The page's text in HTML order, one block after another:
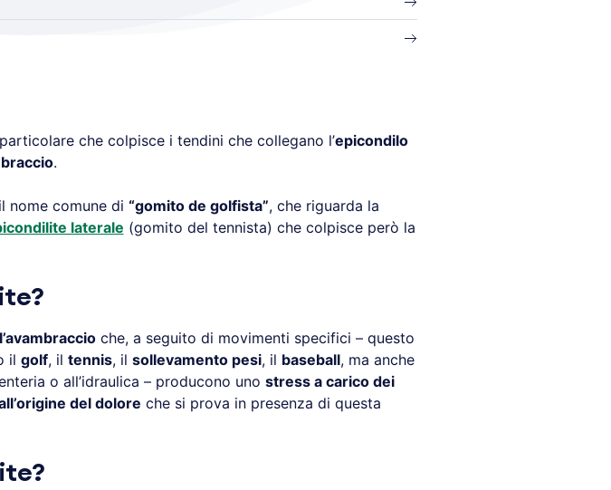
che colpisce i tendini che collegano l’epicondilo
.
nome comune di “gomito de golfista”, che riguarda la
laterale (gomito del tennista) che colpisce però la
che, a seguito di movimenti specifici – questo
il golf, il tennis, il sollevamento pesi, il baseball, ma anche
o all’idraulica – producono uno stress a carico dei
del dolore che si prova in presenza di questa